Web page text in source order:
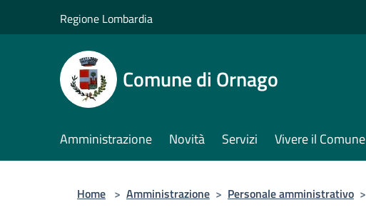
Regione Lombardia
Comune di Ornago
Amministrazione Novità Servizi Vivere il Comune
Home > Amministrazione > Personale amministrativo >